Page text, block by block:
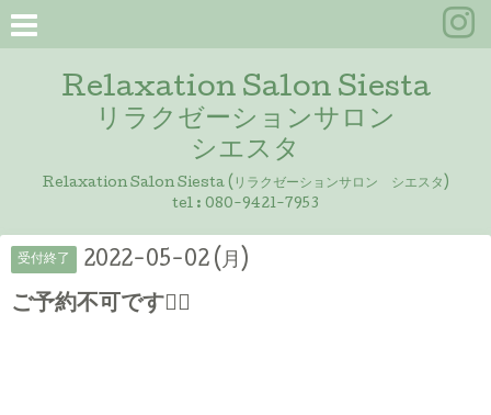
Relaxation Salon Siesta
リラクゼーションサロン
シエスタ
Relaxation Salon Siesta (リラクゼーションサロン シエスタ)
tel : 080-9421-7953
受付終了 2022-05-02 (月)
ご予約不可です🙇‍♀️